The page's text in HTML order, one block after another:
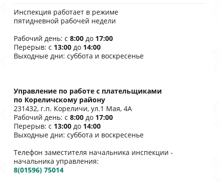
Инспекция работает в режиме
пятидневной рабочей недели
Рабочий день: с 8:00 до 17:00
Перерыв: с 13:00 до 14:00
Выходные дни: суббота и воскресенье
Управление по работе с плательщиками
по Кореличскому району
231432, г.п. Кореличи, ул.1 Мая, 4A
Рабочий день: с 8:00 до 17:00
Перерыв: с 13:00 до 14:00
Выходные дни: суббота и воскресенье
Телефон заместителя начальника инспекции -
начальника управления:
8(01596) 75014